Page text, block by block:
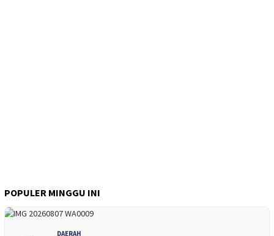
POPULER MINGGU INI
DAERAH